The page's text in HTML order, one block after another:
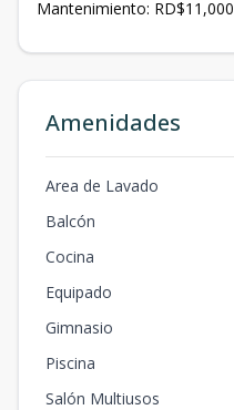
Mantenimiento: RD$11,000
Amenidades
Area de Lavado
Balcón
Cocina
Equipado
Gimnasio
Piscina
Salón Multiusos